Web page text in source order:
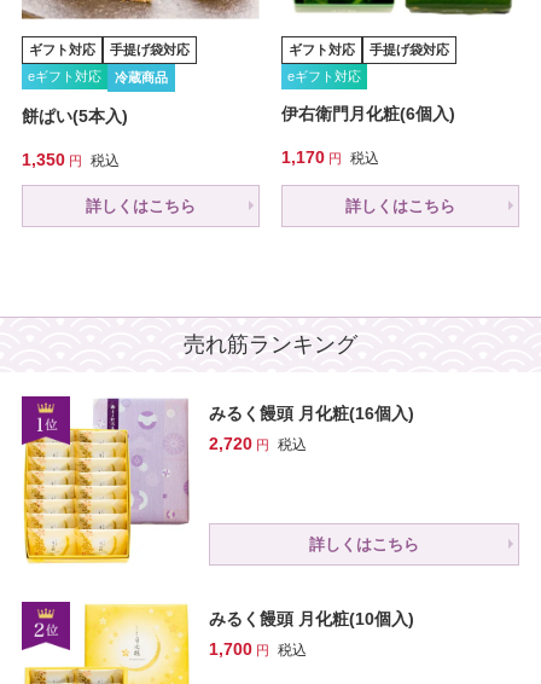
ギフト対応
手提げ袋対応
eギフト対応
冷蔵商品
餅ぱい(5本入)
1,350 税込
詳しくはこちら
ギフト対応
手提げ袋対応
eギフト対応
伊右衛門月化粧(6個入)
1,170 税込
詳しくはこちら
売れ筋ランキング
みるく饅頭 月化粧(16個入)
2,720
税込
詳しくはこちら
みるく饅頭 月化粧(10個入)
1,700
税込